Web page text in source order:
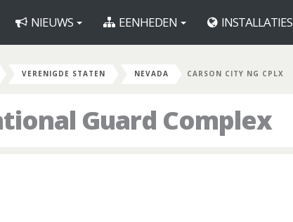
NIEUWS EENHEDEN INSTALLATIES
VERENIGDE STATEN NEVADA CARSON CITY NG CPLX
Guard Complex